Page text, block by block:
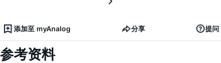
添加至 myAnalog 分享 提问
参考资料